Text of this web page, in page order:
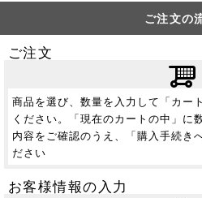
ご注文の
ご注文
商品を選び、数量を入力して「カー
ください。「現在のカートの中」に
内容をご確認のうえ、「購入手続き
ださい
お客様情報の入力